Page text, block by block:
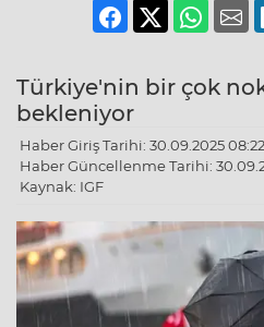
Türkiye'nin bir çok
bekleniyor
Haber Giriş Tarihi: 30.09.2025 08:22
Haber Güncellenme Tarihi:
Kaynak: IGF